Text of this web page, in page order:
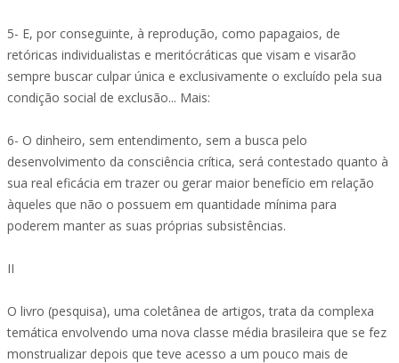
5- E, por conseguinte, à reprodução, como papagaios, de
retóricas individualistas e meritócráticas que visam e visarão
sempre buscar culpar única e exclusivamente o excluído pela sua
condição social de exclusão... Mais:
6- O dinheiro, sem entendimento, sem a busca pelo
desenvolvimento da consciência crítica, será contestado quanto à
sua real eficácia em trazer ou gerar maior benefício em relação
àqueles que não o possuem em quantidade mínima para
poderem manter as suas próprias subsistências.
II
O livro (pesquisa), uma coletânea de artigos, trata da complexa
temática envolvendo uma nova classe média brasileira que se fez
monstrualizar depois que teve acesso a um pouco mais de